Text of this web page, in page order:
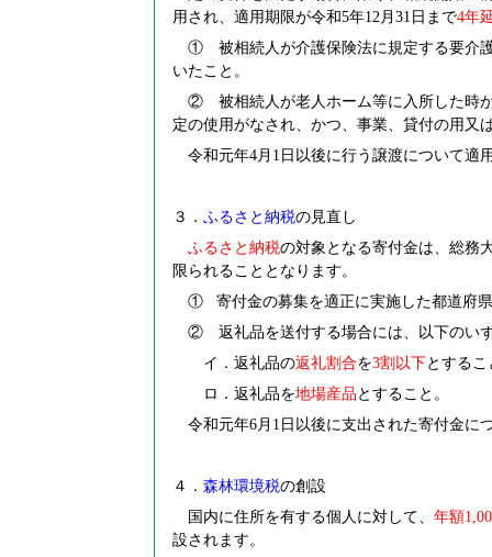
用され、適用期限が令和5年12月31日まで4年
① 被相続人が介護保険法に規定する要介護
いたこと。
② 被相続人が老人ホーム等に入所した時か
定の使用がなされ、かつ、事業、貸付の用又
令和元年4月1日以後に行う譲渡について適
３． ふるさと納税の見直し
ふるさと納税の対象となる寄付金は、総務
限られることとなります。
①
寄付金の募集を適正に実施した都道府
② 返礼品を送付する場合には、以下のい
イ．返礼品の返礼割合を3割以下とするこ
ロ．返礼品を地場産品 とすること。
令和元年6月1日以後に支出された寄付金に
４． 森林環境税の創設
国内に住所を有する個人に対して、 年額
設されます。